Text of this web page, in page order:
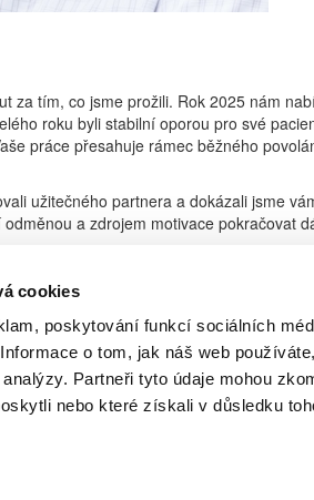
cookies
poskytování funkcí sociálních
o tom, jak náš web
Partneři tyto údaje mohou
nebo které získali v důsledku
za tím, co jsme prožili. Rok 2025 nám
roku byli stabilní oporou pro své
práce přesahuje rámec běžného
užitečného partnera a dokázali jsme
a zdrojem motivace pokračovat
a lidským přístupem překonáte vše, co
plné radosti, míru a příjemných
provází spokojenost, zdraví a štěstí jak